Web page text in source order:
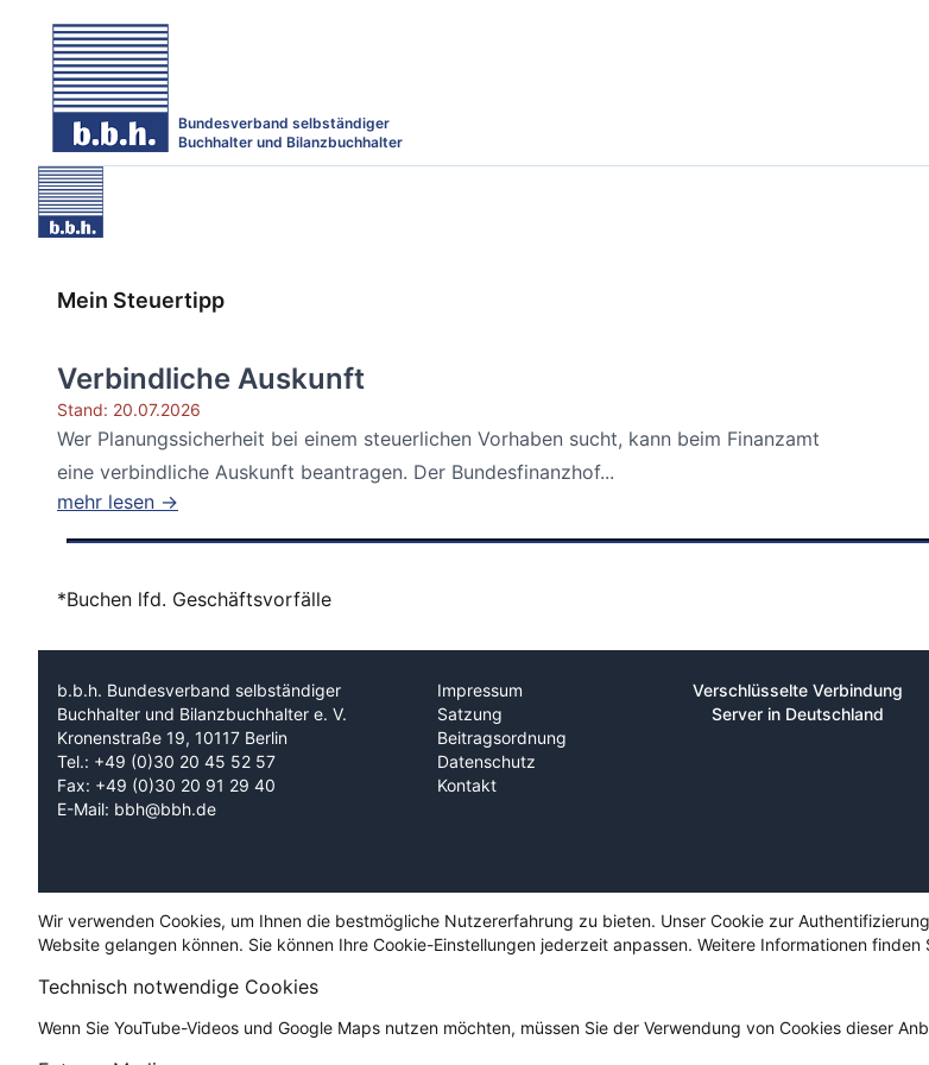
Bundesverband selbständiger
Buchhalter und Bilanzbuchhalter
Mein Steuertipp
Verbindliche Auskunft
Stand: 20.07.2026
Wer Planungssicherheit bei einem steuerlichen Vorhaben sucht, kann beim Finanzamt
eine verbindliche Auskunft beantragen. Der Bundesfinanzhof...
mehr lesen →
*Buchen lfd. Geschäftsvorfälle
b.b.h. Bundesverband selbständiger
Buchhalter und Bilanzbuchhalter e. V.
Kronenstraße 19, 10117 Berlin
Tel.: +49 (0)30 20 45 52 57
Fax: +49 (0)30 20 91 29 40
E-Mail: bbh@bbh.de
Impressum
Satzung
Beitragsordnung
Datenschutz
Kontakt
Verschlüsselte Verbindung
Server in Deutschland
Wir verwenden Cookies, um Ihnen die bestmögliche Nutzererfahrung zu bieten. Unser Cookie zur
Website gelangen können. Sie können Ihre Cookie-Einstellungen jederzeit anpassen. Weitere Informationen finden
Technisch notwendige Cookies
Wenn Sie YouTube-Videos und Google Maps nutzen möchten, müssen Sie der Verwendung von Cookies dieser